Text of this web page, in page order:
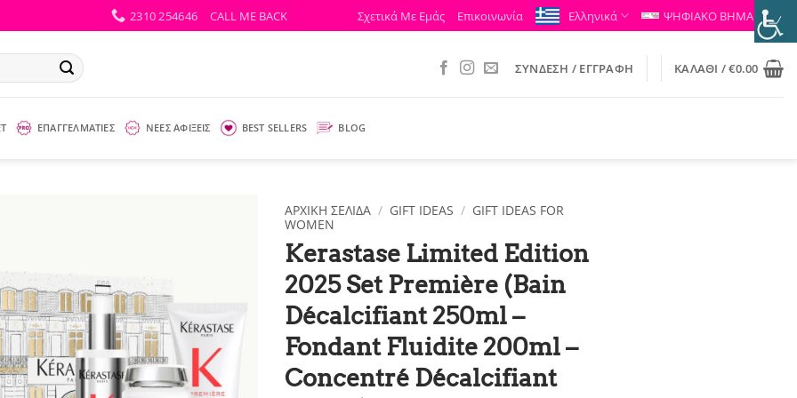
2310 254646 CALL ME BACK Σχετικά Με Εμάς Επικοινωνία Ελληνικά ΨΗΦΙΑΚΟ ΒΗΜΑ
ΣΎΝΔΕΣΗ / ΕΓΓΡΑΦΉ ΚΑΛΆΘΙ /€0.00
ΕΠΑΓΓΕΛΜΑΤΙΕΣ ΝΕΕΣ ΑΦΙΞΕΙΣ BEST SELLERS BLOG
ΑΡΧΙΚΉ ΣΕΛΊΔΑ / GIFT IDEAS / GIFT IDEAS FOR
WOMEN
Kerastase Limited Edition
2025 Set Première (Bain
Décalcifiant 250ml –
Fondant Fluidite 200ml –
Concentré Décalcifiant